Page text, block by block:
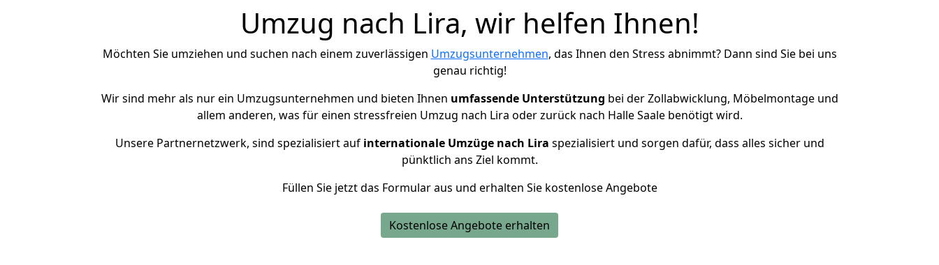
Umzug nach Lira, wir helfen Ihnen!
Möchten Sie umziehen und suchen nach einem zuverlässigen Umzugsunternehmen, das Ihnen den Stress abnimmt? Dann sind Sie bei uns
genau richtig!
Wir sind mehr als nur ein Umzugsunternehmen und bieten Ihnen umfassende Unterstützung bei der Zollabwicklung, Möbelmontage und
allem anderen, was für einen stressfreien Umzug nach Lira oder zurück nach Halle Saale benötigt wird.
Unsere Partnernetzwerk, sind spezialisiert auf internationale Umzüge nach Lira spezialisiert und sorgen dafür, dass alles sicher und
pünktlich ans Ziel kommt.
Füllen Sie jetzt das Formular aus und erhalten Sie kostenlose Angebote
Kostenlose Angebote erhalten